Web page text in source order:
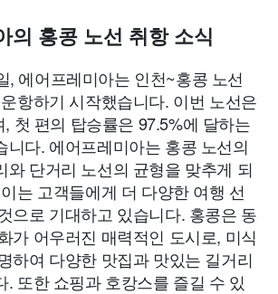
의 홍콩 노선 취항 소식
, 에어프레미아는 인천~홍콩 노선
항하기 시작했습니다. 이번 노선은
첫 편의 탑승률은 97.5%에 달하는
니다. 에어프레미아는 홍콩 노선의
와 단거리 노선의 균형을 맞추게 되
는 고객들에게 더 다양한 여행 선
으로 기대하고 있습니다. 홍콩은 동
가 어우러진 매력적인 도시로, 미식
하여 다양한 맛집과 맛있는 길거리
. 또한 쇼핑과 호캉스를 즐길 수 있